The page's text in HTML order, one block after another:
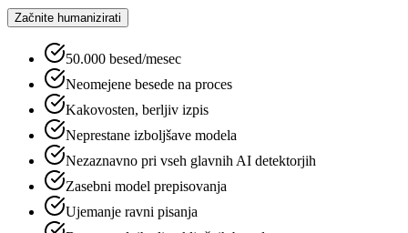
Začnite humanizirati
50.000 besed/mesec
Neomejene besede na proces
Kakovosten, berljiv izpis
Neprestane izboljšave modela
Nezaznavno pri vseh glavnih AI detektorjih
Zasebni model prepisovanja
Ujemanje ravni pisanja